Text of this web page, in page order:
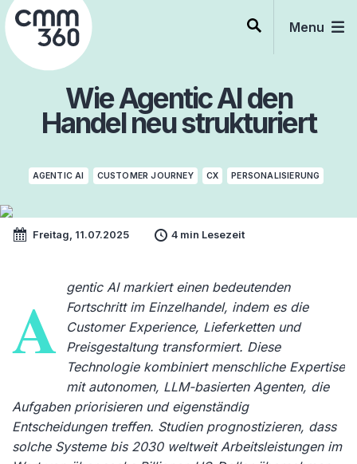
Skip
to
content
Menu
Wie Agentic AI den
Handel neu strukturiert
AGENTIC AI CUSTOMER JOURNEY CX PERSONALISIERUNG
Freitag, 11.07.2025 4 min Lesezeit
A
gentic AI markiert einen bedeutenden
Fortschritt im Einzelhandel, indem es die
Customer Experience, Lieferketten und
Preisgestaltung transformiert. Diese
Technologie kombiniert menschliche Expertise
mit autonomen, LLM-basierten Agenten, die
Aufgaben priorisieren und eigenständig
Entscheidungen treffen. Studien prognostizieren, dass
solche Systeme bis 2030 weltweit Arbeitsleistungen im